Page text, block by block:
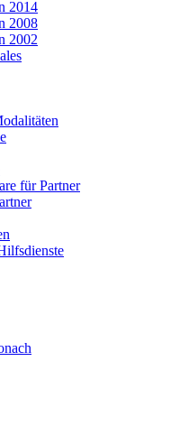
2014
2008
2002
für Partner